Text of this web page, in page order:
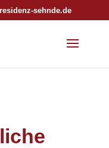
sehnde.de